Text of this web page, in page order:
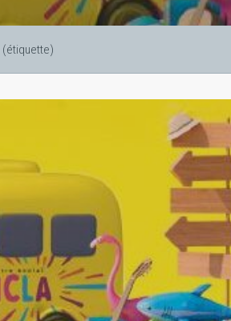
(étiquette)